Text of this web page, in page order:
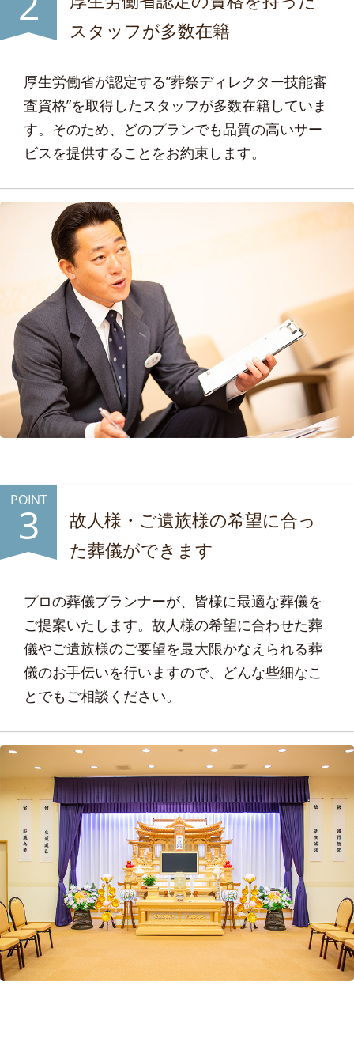
スタッフが多数在籍
厚生労働省が認定する”葬祭ディレクター技能審
査資格”を取得したスタッフが多数在籍していま
す。そのため、どのプランでも品質の高いサー
ビスを提供することをお約束します。
POINT
3
故人様・ご遺族様の希望に合っ
た葬儀ができます
プロの葬儀プランナーが、皆様に最適な葬儀を
ご提案いたします。故人様の希望に合わせた葬
儀やご遺族様のご要望を最大限かなえられる葬
儀のお手伝いを行いますので、どんな些細なこ
とでもご相談ください。